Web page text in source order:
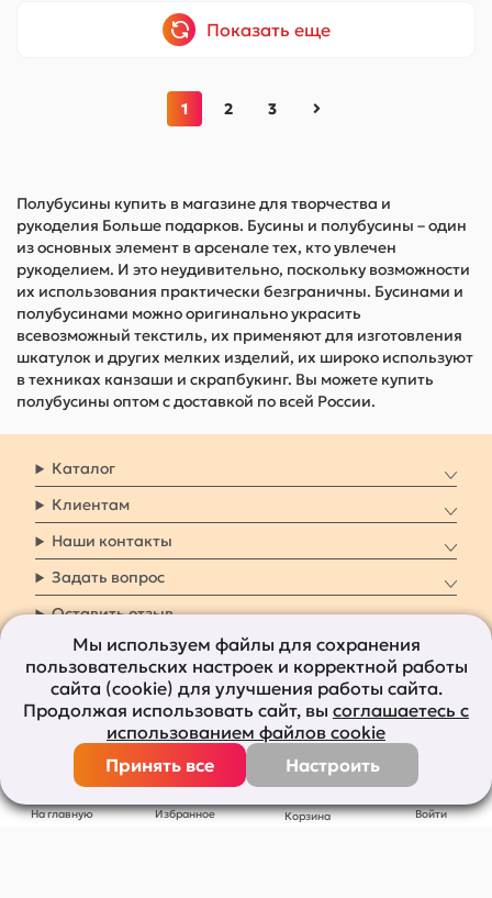
На главную Избранное Корзина Войти
Показать еще
1 2 3
Полубусины купить в магазине для творчества и
рукоделия Больше подарков. Бусины и полубусины – один
из основных элемент в арсенале тех, кто увлечен
рукоделием. И это неудивительно, поскольку возможности
их использования практически безграничны. Бусинами и
полубусинами можно оригинально украсить
всевозможный текстиль, их применяют для изготовления
шкатулок и других мелких изделий, их широко используют
в техниках канзаши и скрапбукинг. Вы можете купить
полубусины оптом с доставкой по всей России.
Каталог
Клиентам
Наши контакты
Задать вопрос
Оставить отзыв
8 800 7009 161 Заказать звонок
Наши социальные
сети
Все права защищены © 2011-2026bolshepodarkov.ru
Мы используем файлы для сохранения
пользовательских настроек и корректной работы
сайта (cookie) для улучшения работы сайта.
Продолжая использовать сайт, вы соглашаетесь с
использованием файлов cookie
Принять все
Настроить